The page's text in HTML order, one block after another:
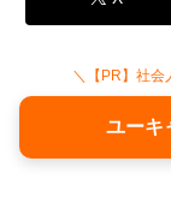
＼【PR】社会
ユーキ